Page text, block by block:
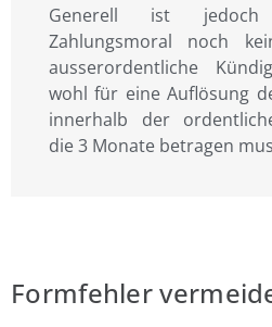
Generell ist
Zahlungsmoral noch
ausserordentliche
wohl für eine Auflösung
innerhalb der
die 3 Monate betragen
Formfehler